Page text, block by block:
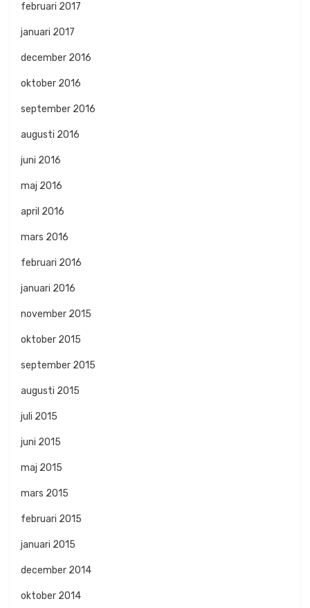
februari 2017
januari 2017
december 2016
oktober 2016
september 2016
augusti 2016
juni 2016
maj 2016
april 2016
mars 2016
februari 2016
januari 2016
november 2015
oktober 2015
september 2015
augusti 2015
juli 2015
juni 2015
maj 2015
mars 2015
februari 2015
januari 2015
december 2014
oktober 2014